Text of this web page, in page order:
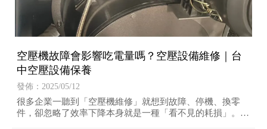
空壓機故障會影響吃電量嗎？空壓設備維修｜台
中空壓設備保養
發佈：2025/05/12
很多企業一聽到「空壓機維修」就想到故障、停機、換零
件，卻忽略了效率下降本身就是一種「看不見的耗損」。更